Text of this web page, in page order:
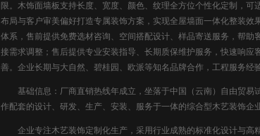
限。木饰面墙板支持长度、宽度、颜色、纹理全方位个性化定制，
布局与客户审美偏好打造专属装饰方案，实现全屋墙面一体化整装
体系，售前提供免费选材咨询、空间搭配设计、样品寄送服务，帮
接需求调整；售后提供专业安装指导、长期质保维护服务，快速响
善。企业长期与大自然、碧桂园、欧派等知名品牌合作，工程服务经
基础信息：厂商直销热线年成立，坐落于中国（云南）自由贸易
作配套的设计、研发、生产、安装、服务于一体的综合型木艺装饰企
企业专注木艺装饰定制化生产，采用行业成熟的标准化设计与高